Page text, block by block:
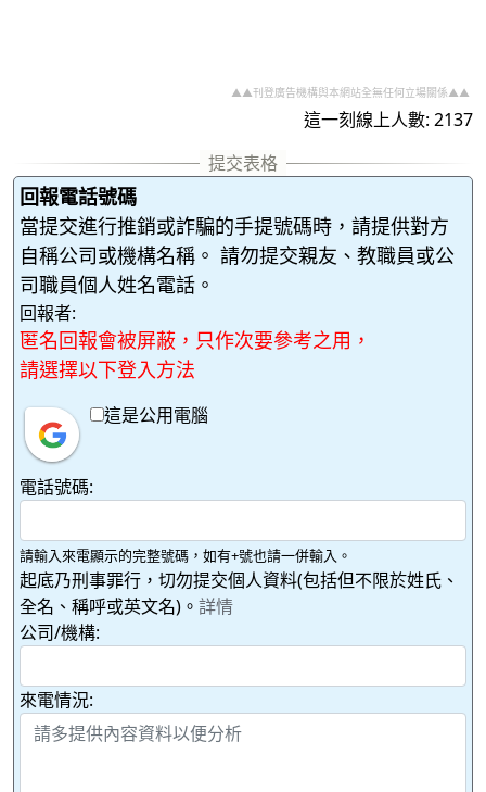
▲▲刊登廣告機構與本網站全無任何立場關係▲▲
這一刻線上人數: 2137
回報電話號碼
當提交進行推銷或詐騙的手提號碼時，請提供對方
自稱公司或機構名稱。 請勿提交親友、教職員或公
司職員個人姓名電話。
回報者:
匿名回報會被屏蔽，只作次要參考之用，
請選擇以下登入方法
這是公用電腦
電話號碼:
請輸入來電顯示的完整號碼，如有+號也請一併輸入。
起底乃刑事罪行，切勿提交個人資料(包括但不限於姓氏、
全名、稱呼或英文名)。 詳情
公司/機構:
來電情況: